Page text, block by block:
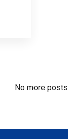
No more posts